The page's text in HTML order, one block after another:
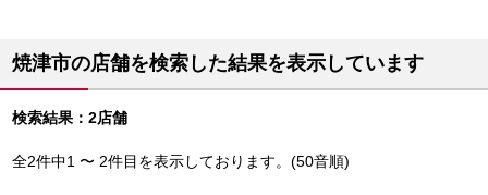
焼津市の店舗を検索した結果を表示しています
検索結果：2店舗
全2件中1 〜 2件目を表示しております。(50音順)